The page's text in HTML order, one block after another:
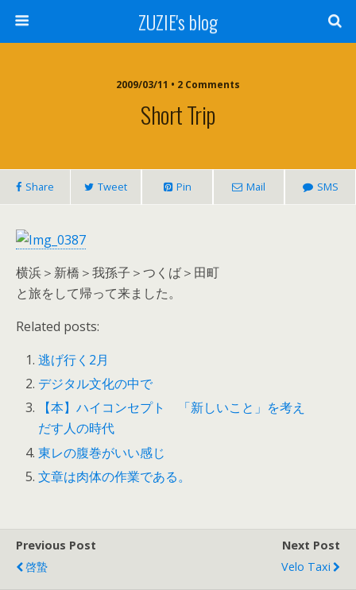
ZUZIE's blog
2009/03/11 • 2 Comments
Short Trip
Share Tweet Pin Mail SMS
横浜＞新橋＞我孫子＞つくば＞田町
と旅をして帰って来ました。
Related posts:
逃げ行く2月
デジタル文化の中で
【本】ハイコンセプト 「新しいこと」を考え
だす人の時代
東レの腹巻がいい感じ
文章は肉体の作業である。
Previous Post
啓蟄
Next Post
Velo Taxi